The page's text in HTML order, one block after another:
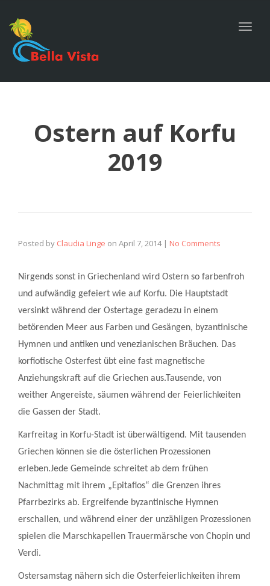
Ostern auf Korfu
2019
Posted by Claudia Linge on April 7, 2014 | No Comments
Nirgends sonst in Griechenland wird Ostern so farbenfroh
und aufwändig gefeiert wie auf Korfu. Die Hauptstadt
versinkt während der Ostertage geradezu in einem
betörenden Meer aus Farben und Gesängen, byzantinische
Hymnen und antiken und venezianischen Bräuchen. Das
korfiotische Osterfest übt eine fast magnetische
Anziehungskraft auf die Griechen aus.Tausende, von
weither Angereiste, säumen während der Feierlichkeiten
die Gassen der Stadt.
Karfreitag in Korfu-Stadt ist überwältigend. Mit tausenden
Griechen können sie die österlichen Prozessionen
erleben.Jede Gemeinde schreitet ab dem frühen
Nachmittag mit ihrem „Epitafios“ die Grenzen ihres
Pfarrbezirks ab. Ergreifende byzantinische Hymnen
erschallen, und während einer der unzähligen Prozessionen
spielen die Marschkapellen Trauermärsche von Chopin und
Verdi.
Ostersamstag nähern sich die Osterfeierlichkeiten ihrem